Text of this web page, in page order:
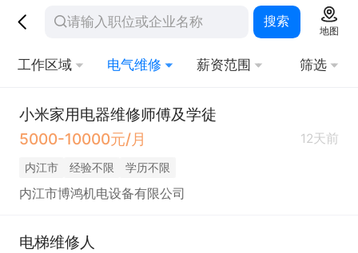
搜索
地图
工作区域 电气维修 薪资范围 筛选
小米家用电器维修师傅及学徒
5000-10000元/月
12天前
内江市 经验不限 学历不限
内江市博鸿机电设备有限公司
电梯维修人